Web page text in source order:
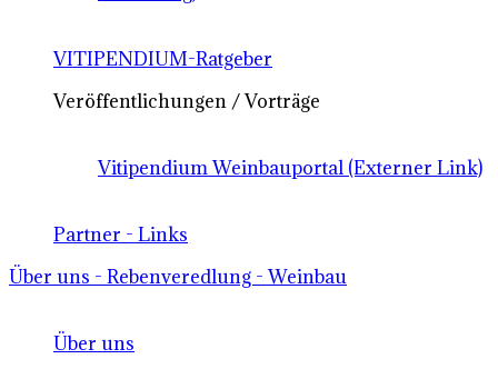
VITIPENDIUM-Ratgeber
Veröffentlichungen / Vorträge
Vitipendium Weinbauportal (Externer Link)
Partner - Links
Über uns - Rebenveredlung - Weinbau
Über uns